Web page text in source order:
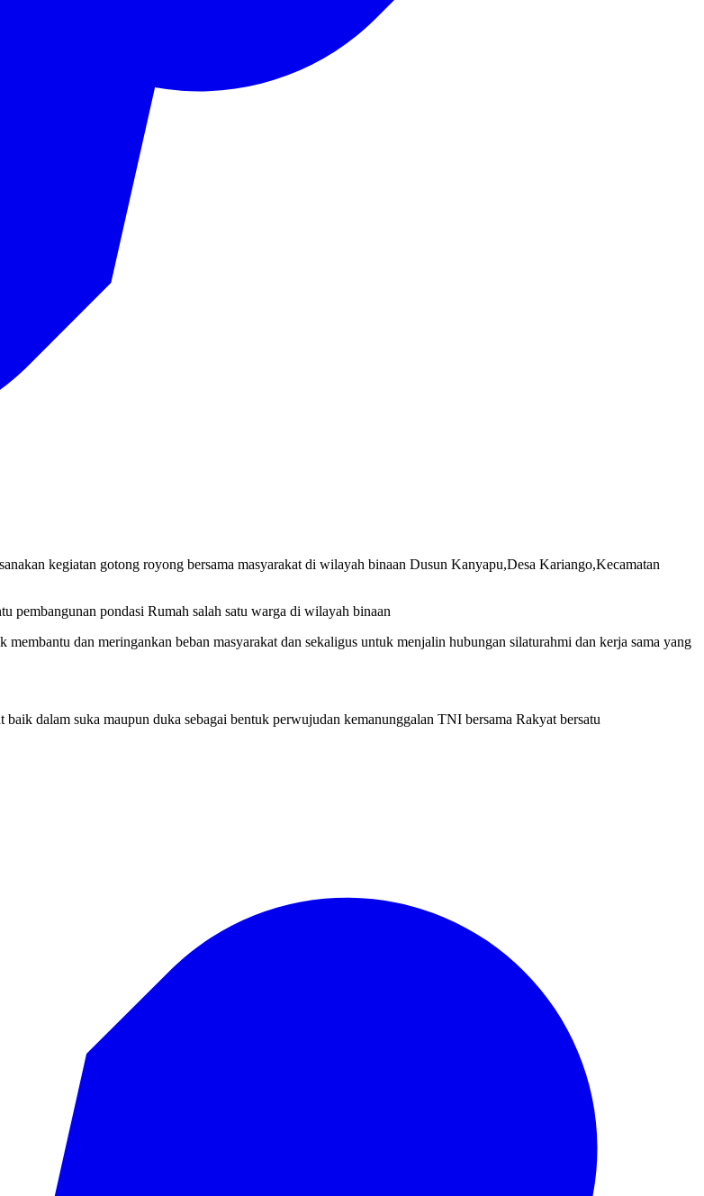
kegiatan gotong royong bersama masyarakat di wilayah binaan Dusun Kanyapu,Desa Kariango,Kecamatan
pembangunan pondasi Rumah salah satu warga di wilayah binaan
dan meringankan beban masyarakat dan sekaligus untuk menjalin hubungan silaturahmi dan kerja sama yang
dalam suka maupun duka sebagai bentuk perwujudan kemanunggalan TNI bersama Rakyat bersatu